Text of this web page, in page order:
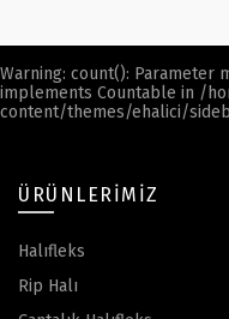
Warning: count(): Parameter
implements Countable in /
content/themes/ehalici/
ÜRÜNLERIMIZ
Halıfleks
Rip Halı